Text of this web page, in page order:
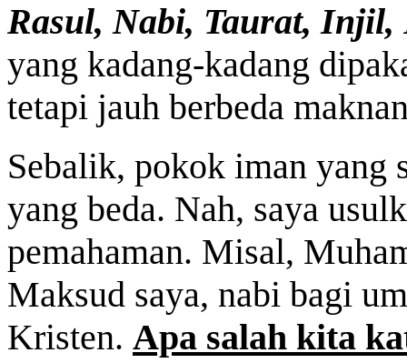
Rasul, Nabi, Taurat, Injil,
yang kadang-kadang
tetapi jauh berbeda
Sebalik, pokok iman yang
yang beda. Nah, saya
pemahaman. Misal,
Maksud saya, nabi bagi
Kristen. Apa salah kita